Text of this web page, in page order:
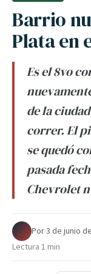
Barrio
Plata en
Es el 8vo
de la
correr. El
se quedó
pasada
Chevrolet
Por·3 de junio
Lectura 1 min